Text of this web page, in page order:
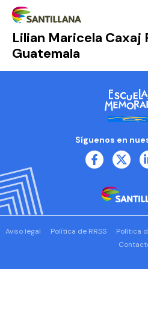
Lilian Maricela Caxaj
Guatemala
Síguenos en
Aviso legal Política de RRSS Política